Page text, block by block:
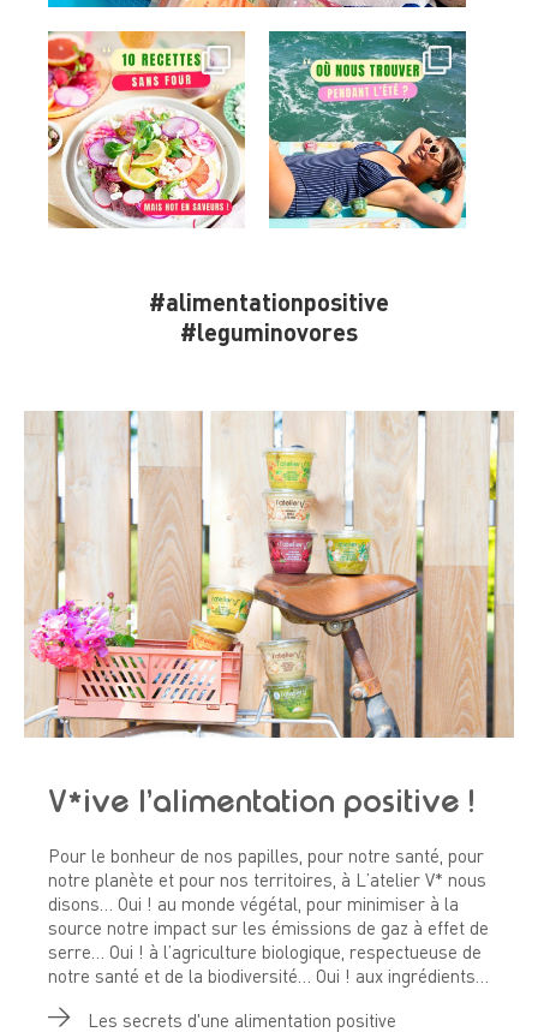
#alimentationpositive
#leguminovores
V*ive l’alimentation positive !
Pour le bonheur de nos papilles, pour notre santé, pour
notre planète et pour nos territoires, à L’atelier V* nous
disons… Oui ! au monde végétal, pour minimiser à la
source notre impact sur les émissions de gaz à effet de
serre… Oui ! à l’agriculture biologique, respectueuse de
notre santé et de la biodiversité… Oui ! aux ingrédients…
Les secrets d'une alimentation positive